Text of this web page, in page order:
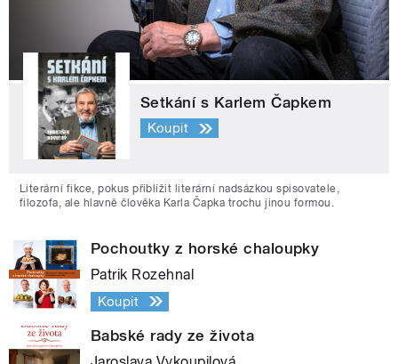
Setkání s Karlem Čapkem
Koupit
Literární fikce, pokus přiblížit literární nadsázkou spisovatele,
filozofa, ale hlavně člověka Karla Čapka trochu jinou formou.
Pochoutky z horské chaloupky
Patrik Rozehnal
Koupit
Babské rady ze života